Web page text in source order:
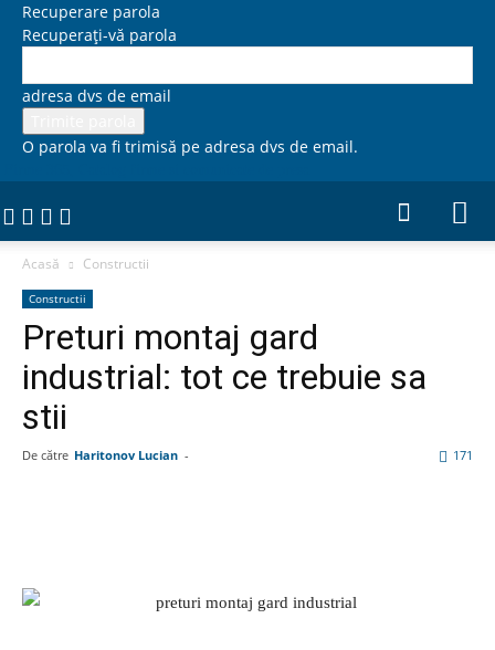
Recuperare parola
Recuperați-vă parola
adresa dvs de email
O parola va fi trimisă pe adresa dvs de email.
Acasă Constructii
Constructii
Preturi montaj gard
industrial: tot ce trebuie sa
stii
De către Haritonov Lucian - 171